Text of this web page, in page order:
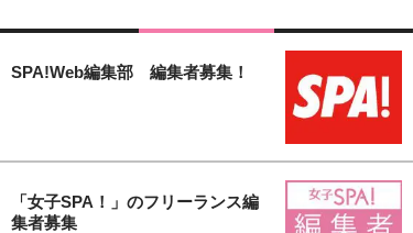
SPA!Web編集部 編集者募集！
「女子SPA！」のフリーランス編
集者募集